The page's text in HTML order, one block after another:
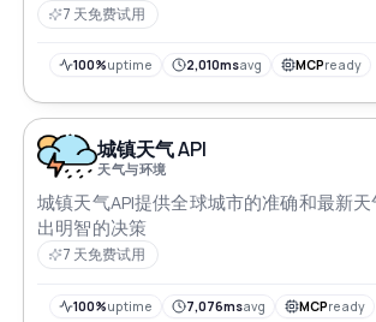
7 天免费试用
100%uptime 2,010msavg MCPready
城镇天气 API
天气与环境
城镇天气API提供全球城市的准确和最新
出明智的决策
7 天免费试用
100%uptime 7,076msavg MCPready